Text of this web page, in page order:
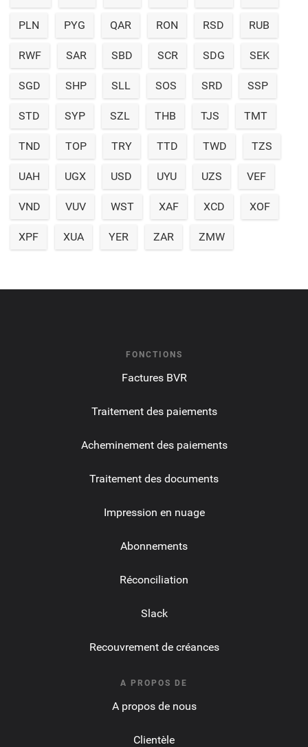
PLN PYG QAR RON RSD RUB
RWF SAR SBD SCR SDG SEK
SGD SHP SLL SOS SRD SSP
STD SYP SZL THB TJS TMT
TND TOP TRY TTD TWD TZS
UAH UGX USD UYU UZS VEF
VND VUV WST XAF XCD XOF
XPF XUA YER ZAR ZMW
FONCTIONS
Factures BVR
Traitement des paiements
Acheminement des paiements
Traitement des documents
Impression en nuage
Abonnements
Réconciliation
Slack
Recouvrement de créances
A PROPOS DE
A propos de nous
Clientèle